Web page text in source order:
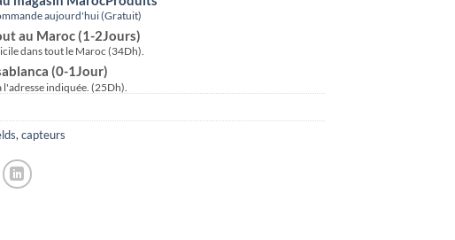
aujourd'hui (Gratuit)
au Maroc (1-2Jours)
dans tout le Maroc (34Dh).
(0-1Jour)
indiquée. (25Dh).
capteurs